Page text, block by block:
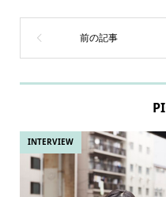
INTERVIEW